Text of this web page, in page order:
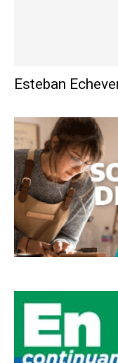
Esteban